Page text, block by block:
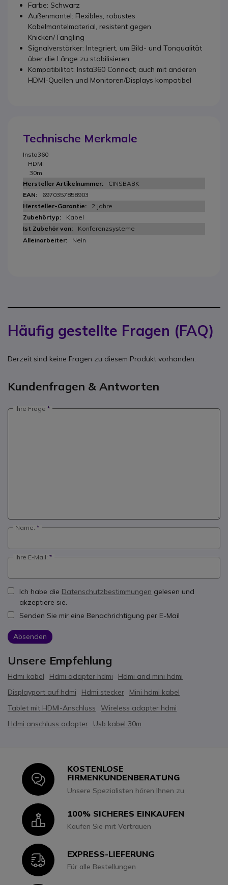
Farbe: Schwarz
Außenmantel: Flexibles, robustes
Kabelmantelmaterial, resistent gegen
Knicken/Tangling
Signalverstärker: Integriert, um Bild- und Tonqualität
über die Länge zu stabilisieren
Kompatibilität: Insta360 Connect; auch mit anderen
HDMI-Quellen und Monitoren/Displays kompatibel
Technische Merkmale
Insta360
HDMI
30m
CINSBABK
6970357858903
2 Jahre
Kabel
Konferenzsysteme
Nein
Häufig gestellte Fragen (FAQ)
Derzeit sind keine Fragen zu diesem Produkt vorhanden.
Kundenfragen & Antworten
Ihre Frage
Name:
Ihre E-Mail:
Ich habe die Datenschutzbestimmungen gelesen und
akzeptiere sie.
Senden Sie mir eine Benachrichtigung per E-Mail
Absenden
Unsere Empfehlung
Hdmi kabel Hdmi adapter hdmi
Hdmi and mini hdmi
Displayport auf hdmi
Hdmi stecker
Mini hdmi kabel
Tablet mit HDMI-Anschluss
Wireless adapter hdmi
Hdmi anschluss adapter
Usb kabel 30m
Icon
KOSTENLOSE
FIRMENKUNDENBERATUNG
Unsere Spezialisten hören Ihnen zu
Icon100% SICHERES EINKAUFEN
Kaufen Sie mit Vertrauen
IconEXPRESS-LIEFERUNG
Für alle Bestellungen